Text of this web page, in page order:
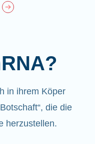
in ihrem Köper
die die
herzustellen.